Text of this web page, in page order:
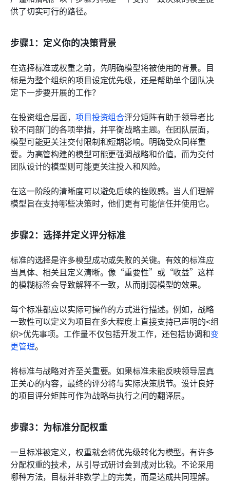
供了切实可行的路径。
步骤1：定义你的决策背景
在选择标准或权重之前，先明确模型将被使用的背景。目
标是为整个组织的项目设定优先级，还是帮助单个团队决
定下一步要开展的工作？
在投资组合层面， 项目投资组合评分矩阵有助于领导者比
较不同部门的各项举措，并平衡战略主题。在团队层面，
模型可能更关注交付限制和短期影响。明确受众同样重
要。为高管构建的模型可能更强调战略和价值，而为交付
团队设计的模型则可能更关注投入和风险。
在这一阶段的清晰度可以避免后续的挫败感。当人们理解
模型旨在支持哪些决策时，他们更有可能信任并使用它。
步骤2：选择并定义评分标准
标准的选择是许多模型成功或失败的关键。有效的标准应
当具体、相关且定义清晰。像“重要性”或“收益”这样
的模糊标签会导致解释不一致，从而削弱模型的效果。
每个标准都应以实际可操作的方式进行描述。例如，战略
一致性可以定义为项目在多大程度上直接支持已声明的<组
织>优先事项。工作量不仅包括开发工作，还包括协调和变
更管理。
将标准与战略对齐至关重要。如果标准未能反映领导层真
正关心的内容，最终的评分将与实际决策脱节。设计良好
的项目评分矩阵可作为战略与执行之间的翻译层。
步骤3：为标准分配权重
一旦标准被定义，权重就会将优先级转化为模型。有许多
分配权重的技术，从引导式研讨会到成对比较。不论采用
哪种方法，目标并非数学上的完美，而是达成共同理解。